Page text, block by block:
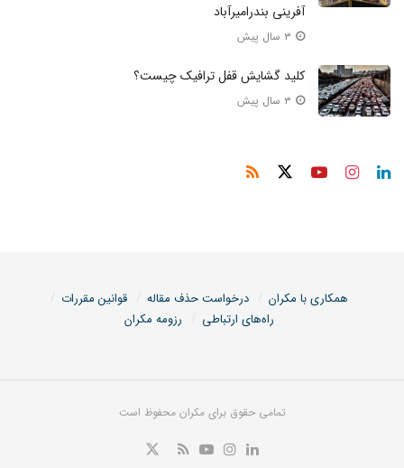
آفرینی بندرامیرآباد
کلید گشایش قفل ترافیک چیست؟
همکاری با مکران درخواست حذف مقاله
قوانین مقررات
راه‌های ارتباطی
رزومه مکران
تمامی حقوق برای مکران محفوظ است